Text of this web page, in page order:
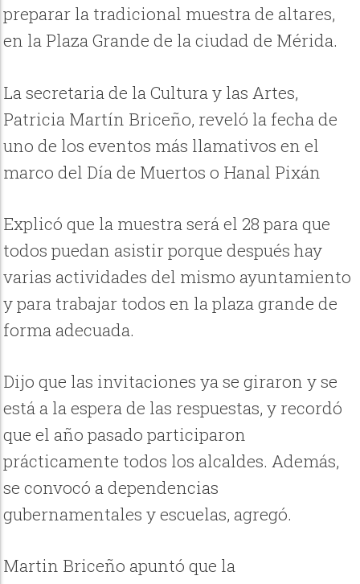
preparar la tradicional muestra de altares,
en la Plaza Grande de la ciudad de Mérida.
La secretaria de la Cultura y las Artes,
Patricia Martín Briceño, reveló la fecha de
uno de los eventos más llamativos en el
marco del Día de Muertos o Hanal Pixán
Explicó que la muestra será el 28 para que
todos puedan asistir porque después hay
varias actividades del mismo ayuntamiento
y para trabajar todos en la plaza grande de
forma adecuada.
Dijo que las invitaciones ya se giraron y se
está a la espera de las respuestas, y recordó
que el año pasado participaron
prácticamente todos los alcaldes. Además,
se convocó a dependencias
gubernamentales y escuelas, agregó.
Martin Briceño apuntó que la